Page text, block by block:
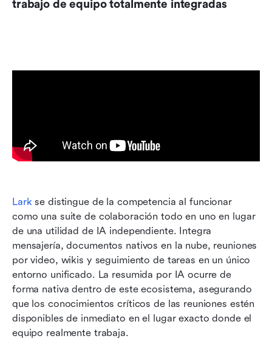
trabajo de equipo totalmente integradas
Lark se distingue de la competencia al funcionar
como una suite de colaboración todo en uno en lugar
de una utilidad de IA independiente. Integra
mensajería, documentos nativos en la nube, reuniones
por video, wikis y seguimiento de tareas en un único
entorno unificado. La resumida por IA ocurre de
forma nativa dentro de este ecosistema, asegurando
que los conocimientos críticos de las reuniones estén
disponibles de inmediato en el lugar exacto donde el
equipo realmente trabaja.